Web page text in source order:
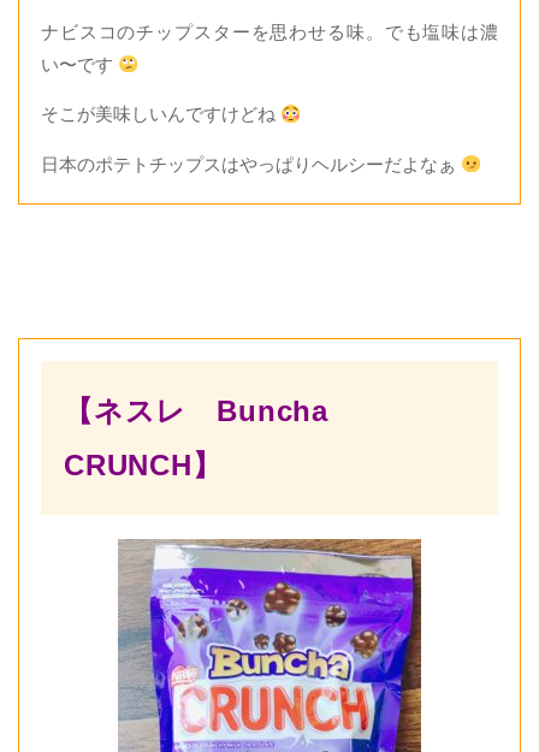
ナビスコのチップスターを思わせる味。でも塩味は濃
い〜です
そこが美味しいんですけどね
日本のポテトチップスはやっぱりヘルシーだよなぁ
【ネスレ Buncha
CRUNCH】